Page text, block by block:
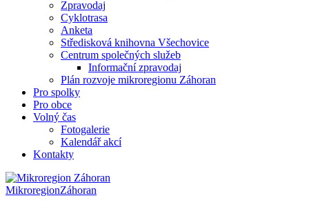
Zpravodaj
Cyklotrasa
Anketa
Středisková knihovna Všechovice
Centrum společných služeb
Informační zpravodaj
Plán rozvoje mikroregionu Záhoran
Pro spolky
Pro obce
Volný čas
Fotogalerie
Kalendář akcí
Kontakty
MikroregionZáhoran